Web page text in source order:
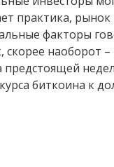
практика,
факторы
наоборот –
предстоящей
биткоина к